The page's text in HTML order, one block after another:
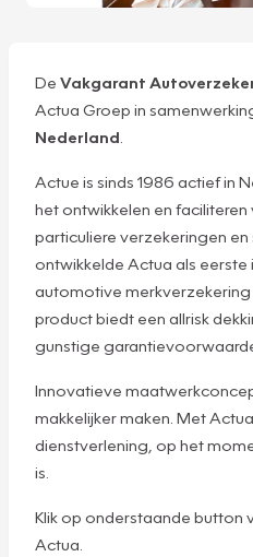
De Vakgarant
Actua Groep in
Nederland
Actue is sinds 1986 actief in
het ontwikkelen en
particuliere verzekeringen en
ontwikkelde Actua als eerste
automotive merkverzekering
product biedt een allrisk
gunstige
Innovatieve
makkelijker maken. Met
dienstverlening, op het
is.
Klik op onderstaande
Actua.